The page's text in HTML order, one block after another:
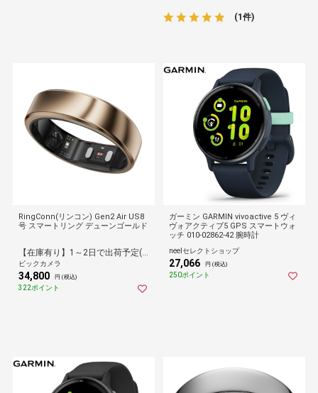
(1件)
RingConn(リンコン) Gen2 Air US8
号 スマートリング デューンゴールド
【在庫有り】1～2日で出荷予定(日付指定可)
ビックカメラ
34,800 円 (税込)
322ポイント
ガーミン GARMIN vivoactive 5 ヴィ
ヴォアクティブ5 GPS スマートウォ
ッチ 010-02862-42 腕時計
neelセレクトショップ
27,066 円 (税込)
250ポイント